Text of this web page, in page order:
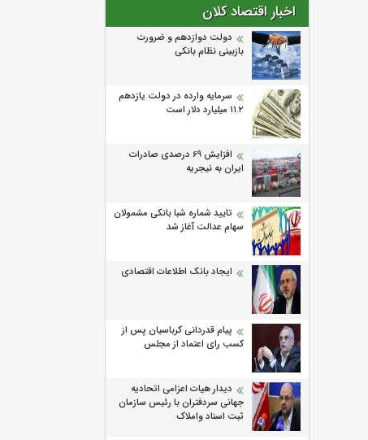
اخبار اقتصاد کلان
دولت دوازدهم و ضرورت
بازبینی نظام بانکی
سرمایه وارده در دولت یازدهم
۱۱.۲ میلیارد دلار است
افزایش 69 درصدی صادرات
ایران به نیجریه
تایید شماره شبا بانکی مشمولان
سهام عدالت آغاز شد
ایجاد بانک اطلاعات اقتصادی
پیام قدردانی کرباسیان پس از
کسب رای اعتماد از مجلس
دیدار هیات اعزامی اتحادیه
جهانی سردفتران با رئیس سازمان
ثبت اسناد واملاک